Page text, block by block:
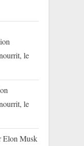
le
le
Elon Musk